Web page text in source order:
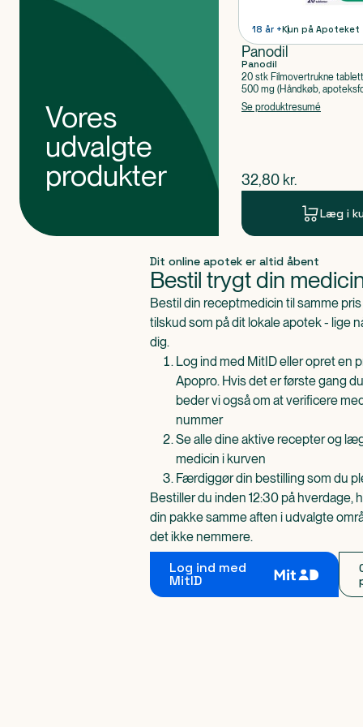
Vores
udvalgte
produkter
18 år +Kun på Apoteket
Panodil
Panodil
20 stk Filmovertrukne
500 mg (Håndkøb,
Paracetamol
Se produktresumé
$nuværende pris
32,80 kr.
Læg i
Dit online apotek er altid åbent
Bestil trygt din
Bestil din receptmedicin til samme
tilskud som på dit lokale apotek - lige
dig.
Log ind med MitID eller opret en
Apopro. Hvis det er første gang
beder vi også om at verificere
nummer
Se alle dine aktive recepter og
medicin i kurven
Færdiggør din bestilling som du
Bestiller du inden 12:30 på hverdage,
din pakke samme aften i udvalgte
det ikke nemmere.
Log ind med
MitID